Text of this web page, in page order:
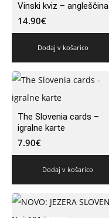
Vinski kviz – angleščina
14.90€
Dodaj v košarico
The Slovenia cards –
igralne karte
7.90€
Dodaj v košarico